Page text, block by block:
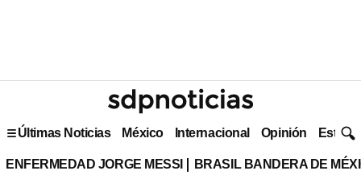
Últimas Noticias México Internacional Opinión Estilo
ENFERMEDAD JORGE MESSI BRASIL BANDERA DE